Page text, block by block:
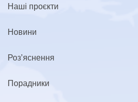
Наші проєкти
Новини
Роз’яснення
Порадники